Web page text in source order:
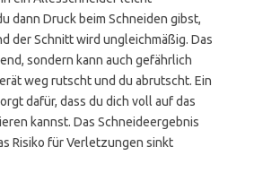
dann Druck beim Schneiden gibst,
der Schnitt wird ungleichmäßig. Das
sondern kann auch gefährlich
weg rutscht und du abrutscht. Ein
dafür, dass du dich voll auf das
kannst. Das Schneideergebnis
Risiko für Verletzungen sinkt